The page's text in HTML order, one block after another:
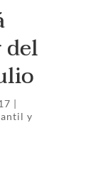
|
y